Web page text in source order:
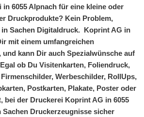
in 6055 Alpnach für eine kleine oder
Druckprodukte? Kein Problem,
Sachen Digitaldruck. Koprint AG in
mit einem umfangreichen
kann Dir auch Spezialwünsche auf
ob Du Visitenkarten, Foliendruck,
Werbeschilder, RollUps,
Postkarten, Plakate, Poster oder
bei der Druckerei Koprint AG in 6055
Druckerzeugnisse sicher